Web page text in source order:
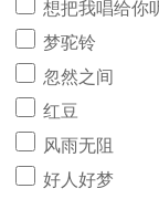
想把我唱给你
梦驼铃
忽然之间
红豆
风雨无阻
好人好梦